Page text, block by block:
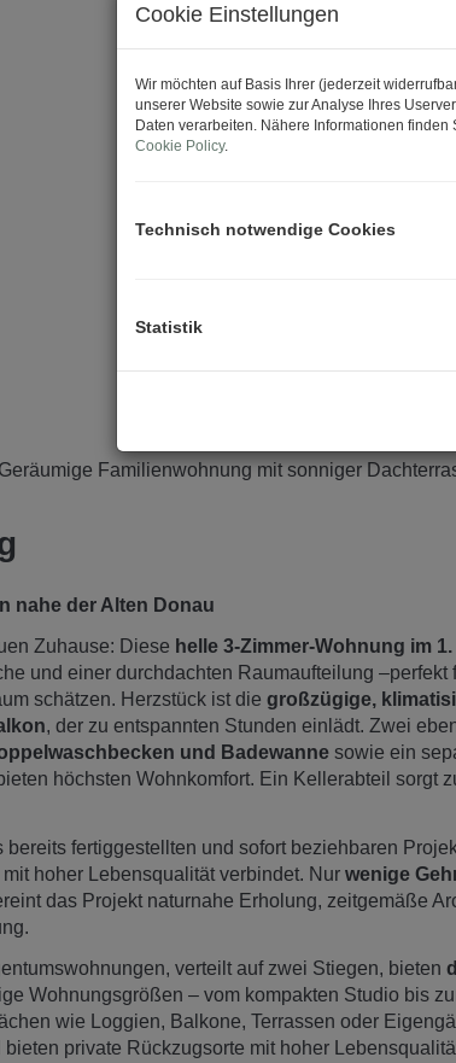
nahe der Alten Donau
Zuhause: Diese helle 3-Zimmer-Wohnung im
und einer durchdachten Raumaufteilung –perfekt
schätzen. Herzstück ist die großzügige,
, der zu entspannten Stunden einlädt. Zwei
und Badewanne sowie ein
höchsten Wohnkomfort. Ein Kellerabteil sorgt
bereits fertiggestellten und sofort beziehbaren
hoher Lebensqualität verbindet. Nur wenige
das Projekt naturnahe Erholung, zeitgemäße
verteilt auf zwei Stiegen, bieten
Wohnungsgrößen – vom kompakten Studio bis
wie Loggien, Balkone, Terrassen oder
private Rückzugsorte mit hoher
Cookie Einstellungen
Wir möchten auf Basis Ihrer (jederzeit
unserer Website sowie zur Analyse Ihres
Daten verarbeiten. Nähere Informationen finden
Cookie Policy.
Technisch notwendige Cookies
Statistik